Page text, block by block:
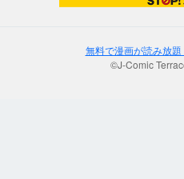
無料で漫画が読み放題
©J-Comic